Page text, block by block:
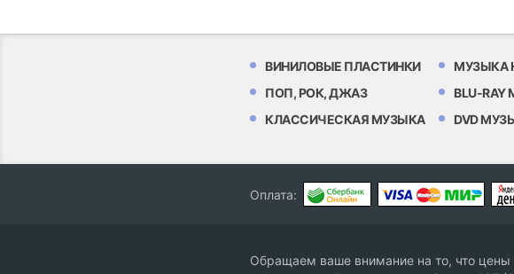
ВИНИЛОВЫЕ ПЛАСТИНКИ
ПОП, РОК, ДЖАЗ
КЛАССИЧЕСКАЯ МУЗЫКА
МУЗЫКА
BLU-
DVD
Оплата:
Обращаем ваше внимание на то, что цены